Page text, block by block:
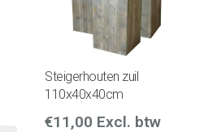
Steigerhouten zuil
110x40x40cm
€11,00 Excl. btw